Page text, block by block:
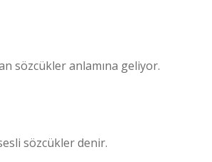
sözcükler anlamına geliyor.
sözcükler denir.